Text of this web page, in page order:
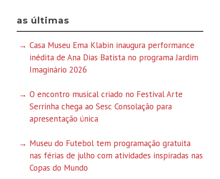
as últimas
Casa Museu Ema Klabin inaugura performance
inédita de Ana Dias Batista no programa Jardim
Imaginário 2026
O encontro musical criado no Festival Arte
Serrinha chega ao Sesc Consolação para
apresentação única
Museu do Futebol tem programação gratuita
nas férias de julho com atividades inspiradas nas
Copas do Mundo